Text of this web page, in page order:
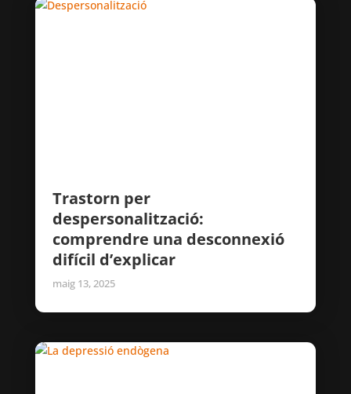
Trastorn per
despersonalització:
comprendre una desconnexió
difícil d’explicar
maig 13, 2025